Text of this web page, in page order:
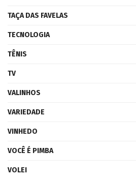
TAÇA DAS FAVELAS
TECNOLOGIA
TÊNIS
TV
VALINHOS
VARIEDADE
VINHEDO
VOCÊ É PIMBA
VOLEI